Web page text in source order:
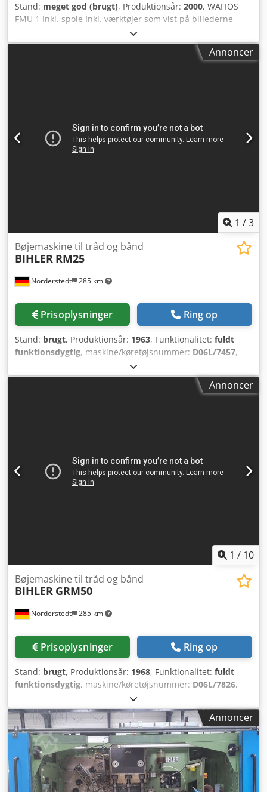
Stand: meget god (brugt), Produktionsår: 2000, WAFIOS
FMU 1 Inkl. spole Inkl. værktøjer som vist på billederne
Maskinen er tilsluttet strøm og kan besigtiges efter aftale.
Dcodezl T S Iopfx Ab Uek
Annoncer
1 /3
Norderstedt 285 km
Bøjemaskine til tråd og bånd
BIHLER RM25
Prisoplysninger Ring op
Stand: brugt, Produktionsår: 1963, Funktionalitet: fuldt
funktionsdygtig, maskine/køretøjsnummer: D06L/7457,
Tilbudsnummer: D06L/7457 Maskintype: Tråd- og
båndbøjemaskine Fabrikant: BIHLER Model: RM25 Årgang:
1963 Diameterområde: 0,5-2,5 mm Båndbredde: 50 mm
Annoncer
1 / 10
Norderstedt 285 km
Bøjemaskine til tråd og bånd
BIHLER GRM50
Prisoplysninger Ring op
Stand: brugt, Produktionsår: 1968, Funktionalitet: fuldt
funktionsdygtig, maskine/køretøjsnummer: D06L/7826,
Tilbudsnr.: D06L/7826 Maskintype: Tråd- og
båndbukkemaskine Dedpfx Abewi S Ewj Ujck Fabrikat:
BIHLER Type: GRM50 Årgang: 1968/2016
Tråddiameterområde: 0,5 - 5,0 mm Båndbredde: maks. 70
mm Indføringslængde: maks. 320 mm Kapacitet - stk./min.:
maks. 132 Antal bukkeslæder: 5 Placering: På vores lager
Annoncer